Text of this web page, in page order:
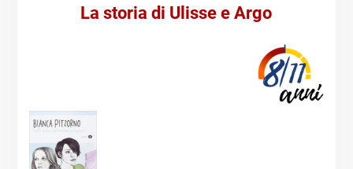
La storia di Ulisse e Argo